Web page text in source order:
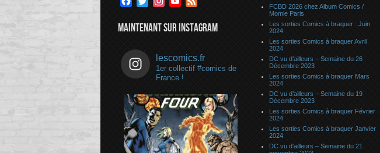
MAINTENANT SUR INSTAGRAM
lescomics.fr
1er collectif #comics de
France !
FCBD 2026 chez Album Comics /
Momie Paris
Les sorties Comics à braquer : Juin
2024
Les sorties Comics à braquer Avril
2024
DC vu d’ailleurs – Semaine du 26
Décembre 2023
Les sorties Comics à braquer Mars
2024
DC vu d’ailleurs – Semaine du 19
Décembre 2023
Les sorties Comics à braquer Février
2024
Les sorties Comics à braquer Janvier
2024
DC vu d’ailleurs – Semaine du 21